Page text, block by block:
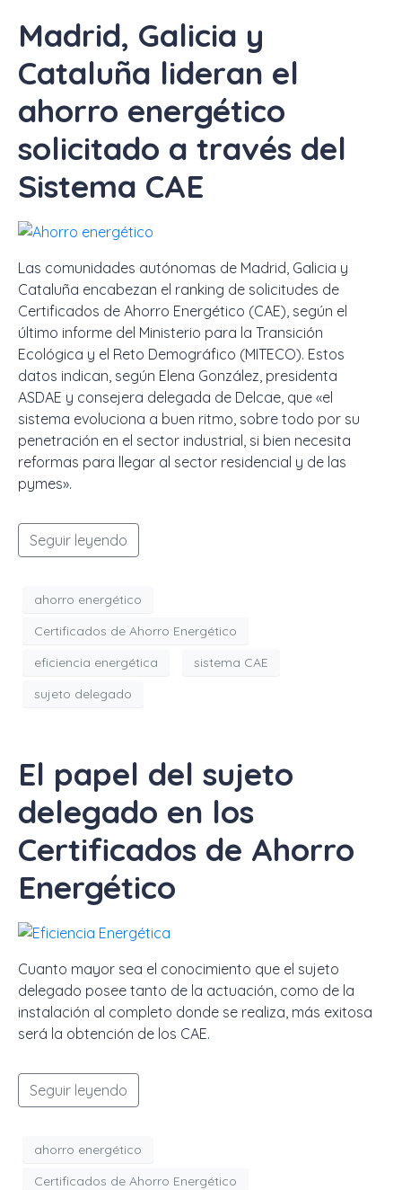
Madrid, Galicia y
Cataluña lideran el
ahorro energético
solicitado a través del
Sistema CAE
Las comunidades autónomas de Madrid, Galicia y
Cataluña encabezan el ranking de solicitudes de
Certificados de Ahorro Energético (CAE), según el
último informe del Ministerio para la Transición
Ecológica y el Reto Demográfico (MITECO). Estos
datos indican, según Elena González, presidenta
ASDAE y consejera delegada de Delcae, que «el
sistema evoluciona a buen ritmo, sobre todo por su
penetración en el sector industrial, si bien necesita
reformas para llegar al sector residencial y de las
pymes».
Seguir leyendo
ahorro energético
Certificados de Ahorro Energético
eficiencia energética
sistema CAE
sujeto delegado
El papel del sujeto
delegado en los
Certificados de Ahorro
Energético
Cuanto mayor sea el conocimiento que el sujeto
delegado posee tanto de la actuación, como de la
instalación al completo donde se realiza, más exitosa
será la obtención de los CAE.
Seguir leyendo
ahorro energético
Certificados de Ahorro Energético